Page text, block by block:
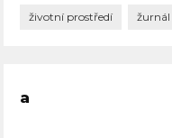
životní prostředí žurnál
a